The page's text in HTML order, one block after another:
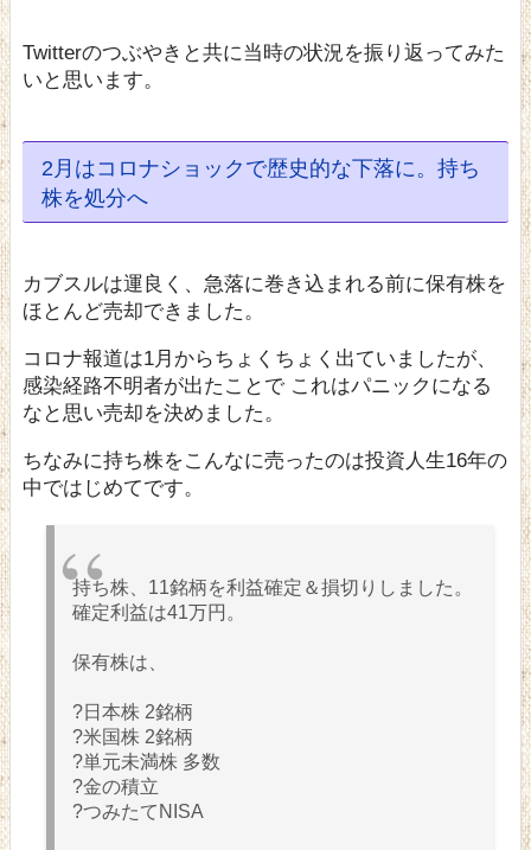
Twitterのつぶやきと共に当時の状況を振り返ってみた
いと思います。
2月はコロナショックで歴史的な下落に。持ち
株を処分へ
カブスルは運良く、急落に巻き込まれる前に保有株を
ほとんど売却できました。
コロナ報道は1月からちょくちょく出ていましたが、
感染経路不明者が出たことで これはパニックになる
なと思い売却を決めました。
ちなみに持ち株をこんなに売ったのは投資人生16年の
中ではじめてです。
持ち株、11銘柄を利益確定＆損切りしました。
確定利益は41万円。
保有株は、
?日本株 2銘柄
?米国株 2銘柄
?単元未満株 多数
?金の積立
?つみたてNISA